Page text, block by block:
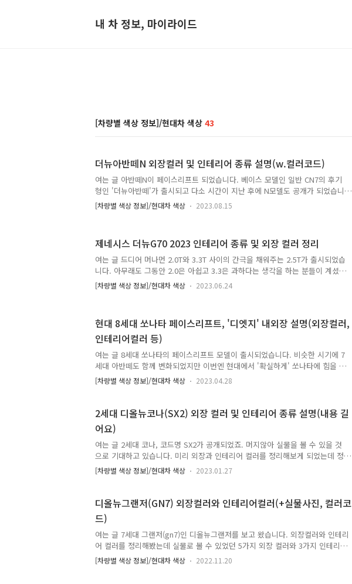
내 차 정보, 마이라이드
[차량별 색상 정보]/현대차 색상 43
더뉴아반떼N 외장컬러 및 인테리어 종류 설명(w.컬러코드)
여는 글 아반떼N이 페이스리프트 되었습니다. 베이스 모델인 일반 CN7의 후기
형인 '더뉴아반떼'가 출시되고 다소 시간이 지난 후에 N모델도 공개가 되었습니
다. 그래서 이름이 '더뉴아반떼N' 입니다. 동시에 현대차 최초의 후륜구동과 전
동화 모델의 N인 아이오닉5N이 출시되면서 어쩌면 마지막 N이 되지 않을까 그
다. 1. 더뉴아반떼N 인테리어 컴포트 목적이나 올라운드로 탈 차는 아니기 때문
에 인테리어는 아주 간촐합니다. 컬러는 블랙 원톤 한가지만 준비되어 있는데 웃
돈을 주면 기능이 더 없는 시트를 선택할 수 있습니다. 기본 적용되는 천연가죽
시트는 열선과 통풍 ..
[차량별 색상 정보]/현대차 색상 2023.08.15
제네시스 더뉴G70 2023 인테리어 종류 및 외장 컬러 정리
여는 글 드디어 머나먼 2.0T와 3.3T 사이의 간극을 채워주는 2.5T가 출시되었습
니다. 아무래도 그동안 2.0은 아쉽고 3.3은 과하다는 생각을 하는 분들이 계셨을
것 같은데 그 적정선인 2.5모델이 나오면서 저도 한 번 시승을 해보게 되었는데
확실히 두 파워트레인 사이에서의 밸런스가 마음에 들었습니다. '어중간'일까 '밸
책임을 지는 반복이라는 걸 생각해보면 아주 간단하기도 합니다. 그런데
myride.tistory.com 연식 변경이지만 외형 차이는 거의 없다고 봐도 무방할 정
도이고 인테리어의 소소한 변화가 있었고 결국 파워트레인의..
[차량별 색상 정보]/현대차 색상 2023.06.24
현대 8세대 쏘나타 페이스리프트, '디엣지' 내외장 설명(외장컬러,
인테리어컬러 등)
여는 글 8세대 쏘나타의 페이스리프트 모델이 출시되었습니다. 비슷한 시기에 7
세대 아반떼도 함께 변화되었지만 이번엔 현대에서 '확실하게' 쏘나타에 힘을 준
느낌입니다. 8세대 쏘나타는 새로운 3세대 플랫폼, 다양한 옵션 등을 대거 탑재
하면서 호기롭게 출시되었지만 초기에 디자인 논란메기이 있었고 '단종설'이 나
녹록치 않았죠. 그롷게 쏘나타가 역사속으로 사라지는가 싶었더니 앞뒤 얼굴을
뜯어고치고 나왔습니다. 이름하여 '쏘나타 디엣지'. 저는 4월에 있었던 모터쇼에
서 실물을 조금 빠르게 보고온 사람으로서 정말 많이 변화되었고, '제대로' 변화
되었다고 생각합니다. 당연히 디자인은 개취이니 호불호가 있겠지만 적어도 대중
적으로 선호하는 방..
[차량별 색상 정보]/현대차 색상 2023.04.28
2세대 디올뉴코나(SX2) 외장 컬러 및 인테리어 종류 설명(내용 길
어요)
여는 글 2세대 코나, 코드명 SX2가 공개되었죠. 머지않아 실물을 볼 수 있을 것
으로 기대하고 있습니다. 미리 외장과 인테리어 컬러를 정리해보게 되었는데 정
말이지 시간이 많이 걸렸습니다. 외장 컬러는 기존 9가지에서 7가지로 줄었지만,
원톤에 투톤에 N라인 원톤에 투톤까지 들어가면서 경우의 수가 너무 많이 늘어
다 한 방에 정리를 해봤습니다. 오늘 포스팅을 끝까지 보시면 디올뉴코나의 내외
장 컬러는 마스터 하시는 겁니다잉. 그럼 시작합니다. 1. 디올뉴코나 인테리어 설
명 등급별로 인테리어의 종류와 시트 재질이 달라집니다. 모던(2종), 프리미엄(5
종), 인스퍼레이션(5종)으로 구성되어 있으며 모던과 프리미엄에서는 인조가죽,
인스..
[차량별 색상 정보]/현대차 색상 2023.01.27
디올뉴그랜저(GN7) 외장컬러와 인테리어컬러(+실물사진, 컬러코
드)
여는 글 7세대 그랜저(gn7)인 디올뉴그랜저를 보고 왔습니다. 외장컬러와 인테리
어 컬러를 정리해봤는데 실물로 볼 수 있었던 5가지 외장 컬러와 3가지 인테리어
컬러의 실물 사진도 이미지와 함께 정리를 해봤습니다. 참고로 오늘 실차 사진에
등장하는 차량들은 모두 2.5리터 가솔린 엔진에 캘리그래피 등급 차량(=나파가
[차량별 색상 정보]/현대차 색상 2022.11.20